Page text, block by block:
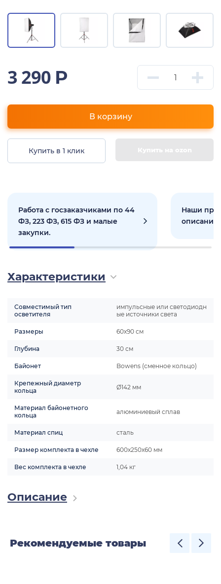
3 290 Р
В корзину
Купить в 1 клик Купить на ozon
Работа с госзаказчиками по 44
ФЗ, 223 ФЗ, 615 ФЗ и малые
закупки.
Наши
Характеристики
Совместимый тип
осветителя
импульсные или светодиодн
ые источники света
Размеры 60х90 см
Глубина 30 см
Байонет Bowens (сменное кольцо)
Крепежный диаметр
кольца
Ø142 мм
Материал байонетного
кольца
алюминиевый сплав
Материал спиц сталь
Размер комплекта в чехле 600х250х60 мм
Вес комплекта в чехле 1,04 кг
Описание
Рекомендуемые товары